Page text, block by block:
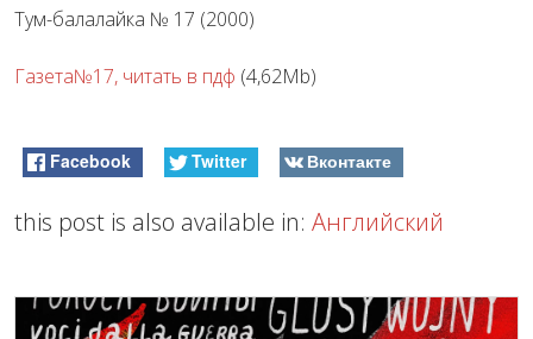
Тум-балалайка № 17 (2000)
Газета№17, читать в пдф (4,62Mb)
Facebook Twitter Вконтакте
this post is also available in: Английский